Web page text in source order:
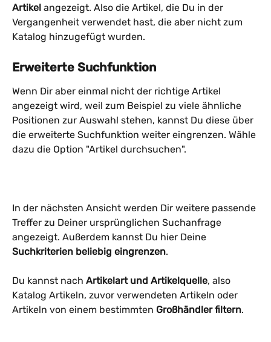
Artikel angezeigt. Also die Artikel, die Du in der
Vergangenheit verwendet hast, die aber nicht zum
Katalog hinzugefügt wurden.
Erweiterte Suchfunktion
Wenn Dir aber einmal nicht der richtige Artikel
angezeigt wird, weil zum Beispiel zu viele ähnliche
Positionen zur Auswahl stehen, kannst Du diese über
die erweiterte Suchfunktion weiter eingrenzen. Wähle
dazu die Option "Artikel durchsuchen".
In der nächsten Ansicht werden Dir weitere passende
Treffer zu Deiner ursprünglichen Suchanfrage
angezeigt. Außerdem kannst Du hier Deine
Suchkriterien beliebig eingrenzen.
Du kannst nach Artikelart und Artikelquelle, also
Katalog Artikeln, zuvor verwendeten Artikeln oder
Artikeln von einem bestimmten Großhändler filtern.